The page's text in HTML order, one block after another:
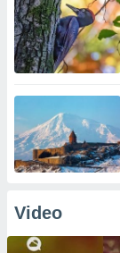
Video